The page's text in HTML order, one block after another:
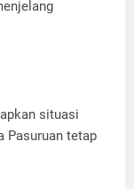
situasi
Pasuruan tetap